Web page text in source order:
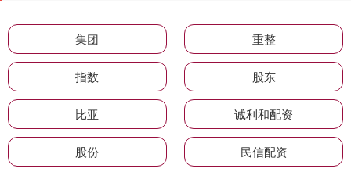
集团 重整
指数 股东
比亚 诚利和配资
股份 民信配资